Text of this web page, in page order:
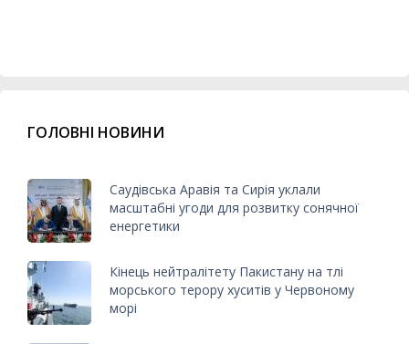
ГОЛОВНІ НОВИНИ
Саудівська Аравія та Сирія уклали
масштабні угоди для розвитку сонячної
енергетики
Кінець нейтралітету Пакистану на тлі
морського терору хуситів у Червоному
морі